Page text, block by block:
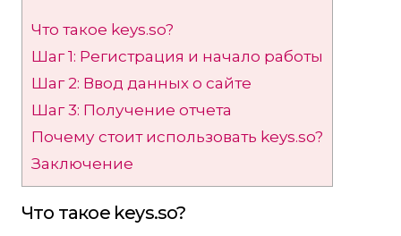
Что такое keys.so?
Шаг 1: Регистрация и начало работы
Шаг 2: Ввод данных о сайте
Шаг 3: Получение отчета
Почему стоит использовать keys.so?
Заключение
Что такое keys.so?